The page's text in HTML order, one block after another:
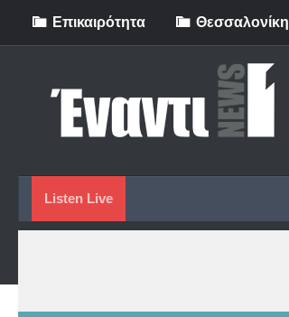
Skip to content
Eπικαιρότητα Θεσσαλονίκη
Listen Live